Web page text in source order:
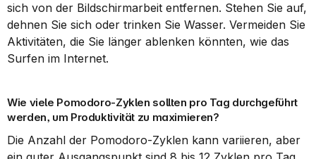
sich von der Bildschirmarbeit entfernen. Stehen Sie auf,
dehnen Sie sich oder trinken Sie Wasser. Vermeiden Sie
Aktivitäten, die Sie länger ablenken könnten, wie das
Surfen im Internet.
Wie viele Pomodoro-Zyklen sollten pro Tag durchgeführt
werden, um Produktivität zu maximieren?
Die Anzahl der Pomodoro-Zyklen kann variieren, aber